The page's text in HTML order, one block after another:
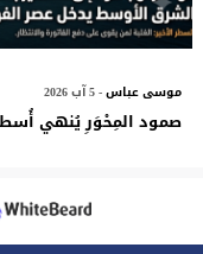
موسى عباس- 5 آب 2026
صمود المِحْوَرِ يُنهي